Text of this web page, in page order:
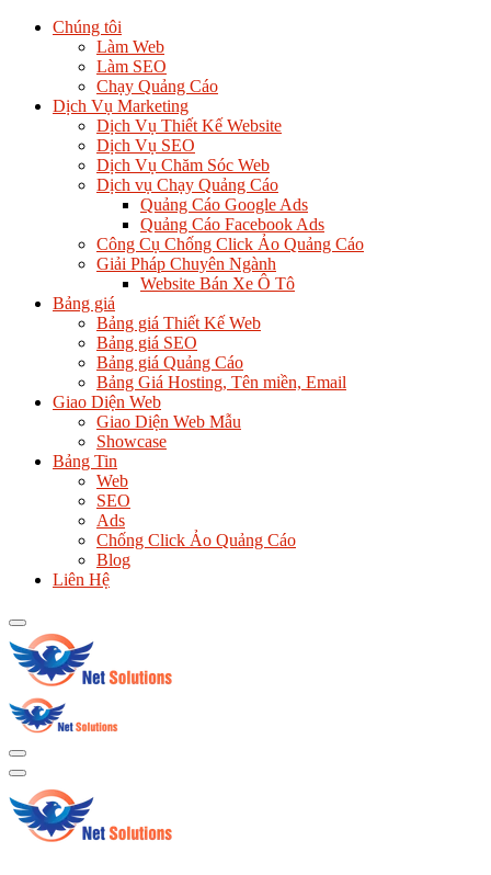
Chúng tôi
Làm Web
Làm SEO
Chạy Quảng Cáo
Dịch Vụ Marketing
Dịch Vụ Thiết Kế Website
Dịch Vụ SEO
Dịch Vụ Chăm Sóc Web
Dịch vụ Chạy Quảng Cáo
Quảng Cáo Google Ads
Quảng Cáo Facebook Ads
Công Cụ Chống Click Ảo Quảng Cáo
Giải Pháp Chuyên Ngành
Website Bán Xe Ô Tô
Bảng giá
Bảng giá Thiết Kế Web
Bảng giá SEO
Bảng giá Quảng Cáo
Bảng Giá Hosting, Tên miền, Email
Giao Diện Web
Giao Diện Web Mẫu
Showcase
Bảng Tin
Web
SEO
Ads
Chống Click Ảo Quảng Cáo
Blog
Liên Hệ